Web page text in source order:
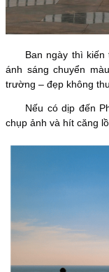
Ban ngày thì kiến
ánh sáng chuyển
trường – đẹp không
Nếu có dịp đến
chụp ảnh và hít căng